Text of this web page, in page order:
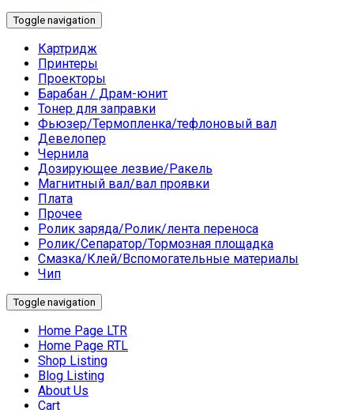
Toggle navigation
Картридж
Принтеры
Проекторы
Барабан / Драм-юнит
Тонер для заправки
Фьюзер/Термопленка/тефлоновый вал
Девелопер
Чернила
Дозирующее лезвие/Ракель
Магнитный вал/вал проявки
Плата
Прочее
Ролик заряда/Ролик/лента переноса
Ролик/Сепаратор/Тормозная площадка
Смазка/Клей/Вспомогательные материалы
Чип
Toggle navigation
Home Page LTR
Home Page RTL
Shop Listing
Blog Listing
About Us
Cart